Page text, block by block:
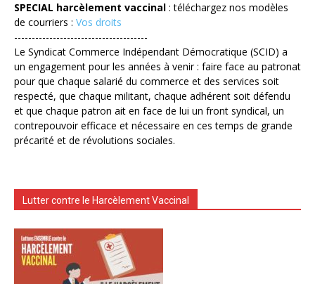
SPECIAL harcèlement vaccinal : téléchargez nos modèles
de courriers : Vos droits
--------------------------------------
Le Syndicat Commerce Indépendant Démocratique (SCID) a
un engagement pour les années à venir : faire face au patronat
pour que chaque salarié du commerce et des services soit
respecté, que chaque militant, chaque adhérent soit défendu
et que chaque patron ait en face de lui un front syndical, un
contrepouvoir efficace et nécessaire en ces temps de grande
précarité et de révolutions sociales.
Lutter contre le Harcèlement Vaccinal